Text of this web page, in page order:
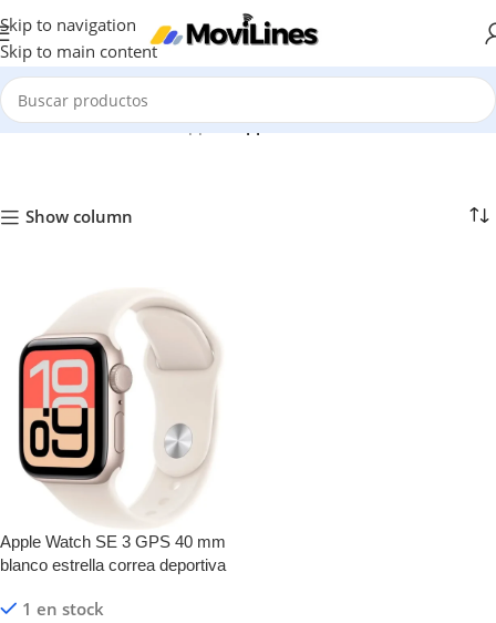
Skip to navigation
Skip to main content
Inicio/ SmartWatches/ Apple/ Apple Watch SE
Show column
Apple Watch SE 3 GPS 40 mm
blanco estrella correa deportiva
1 en stock